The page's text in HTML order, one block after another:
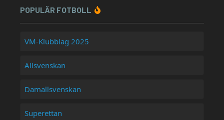
POPULÄR FOTBOLL
VM-Klubblag 2025
Allsvenskan
Damallsvenskan
Superettan